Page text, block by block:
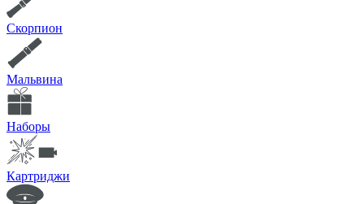
Скорпион
Мальвина
Наборы
Картриджи